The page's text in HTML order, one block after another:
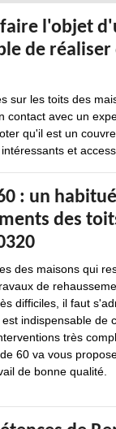
l'objet
de réaliser
sur les toits des
avec un
qu'il est un
et
: un
des
des maisons qui
de
difficiles, il faut
indispensable de
très
60 va vous
de bonne qualité.